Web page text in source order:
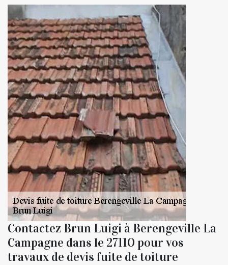
Contactez Brun Luigi à Berengeville La
Campagne dans le 27110 pour vos
travaux de devis fuite de toiture